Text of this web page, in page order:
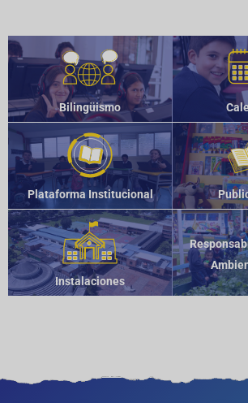
Bilingüismo
Plataforma Institucional
Instalaciones